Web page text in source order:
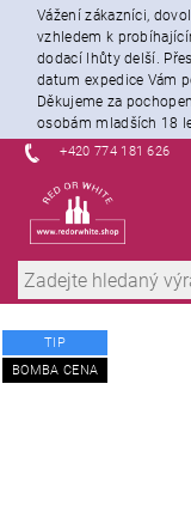
Vážení zákazníci,
vzhledem k
dodací lhůty delší.
datum expedice Vám
Děkujeme za
osobám mladších 18
+420 774 181 626
TIP
BOMBA CENA